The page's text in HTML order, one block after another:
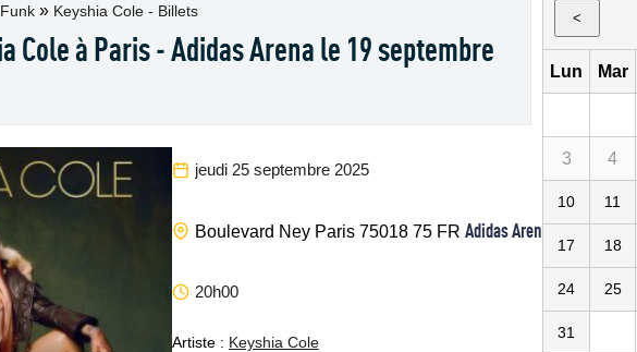
» Keyshia Cole - Billets
Cole à Paris - Adidas Arena le 19 septembre
jeudi 25 septembre 2025
Boulevard Ney Paris 75018 75 FR Adidas Arena
20h00
Artiste : Keyshia Cole
<
Lun Mar
3 4
10 11
17 18
24 25
31